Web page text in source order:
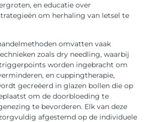
en educatie over
om herhaling van letsel te
omvatten vaak
zoals dry needling, waarbij
worden ingebracht om
en cuppingtherapie,
gecreëerd in glazen bollen die op
om de doorbloeding te
te bevorderen. Elk van deze
afgestemd op de individuele